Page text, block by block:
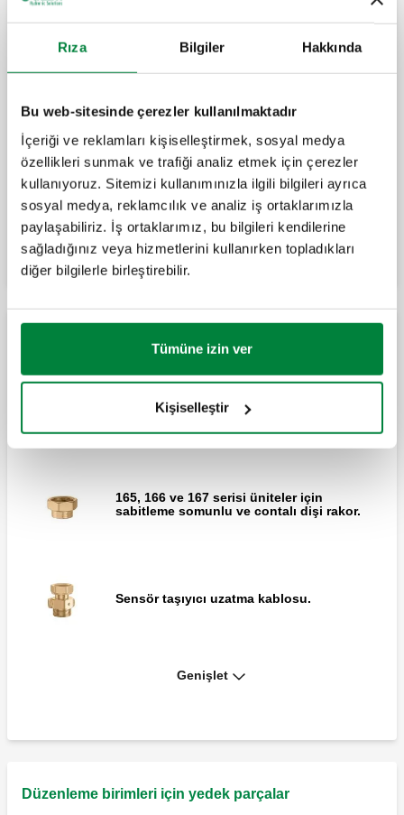
Rıza Bilgiler Hakkında
Bu web-sitesinde çerezler kullanılmaktadır
İçeriği ve reklamları kişiselleştirmek, sosyal medya
özellikleri sunmak ve trafiği analiz etmek için çerezler
kullanıyoruz. Sitemizi kullanımınızla ilgili bilgileri ayrıca
sosyal medya, reklamcılık ve analiz iş ortaklarımızla
paylaşabiliriz. İş ortaklarımız, bu bilgileri kendilerine
sağladığınız veya hizmetlerini kullanırken topladıkları
diğer bilgilerle birleştirebilir.
Tümüne izin ver
Kişiselleştir
motor kontrollü pompalı karışım ünitesi,
Isıtma sistemleri için motor kontrollü
pompalı karışım ünitesi, DN 32.
Isıtma ve soğutma sistemleri için motorlu
düzenleme ünitesi, DN 32.
Genişlet
Üniteler için aksesuarlar
Paslanmaz çelik montaj braketi. 165, 166 ve
167 serisi üniteler için.
165, 166 ve 167 serisi üniteler için
sabitleme somunlu ve contalı dişi rakor.
Sensör taşıyıcı uzatma kablosu.
Emniyet termostatı kiti. 165, 166 ve 167
eksantrik uç çifti.
Genişlet
Düzenleme birimleri için yedek parçalar